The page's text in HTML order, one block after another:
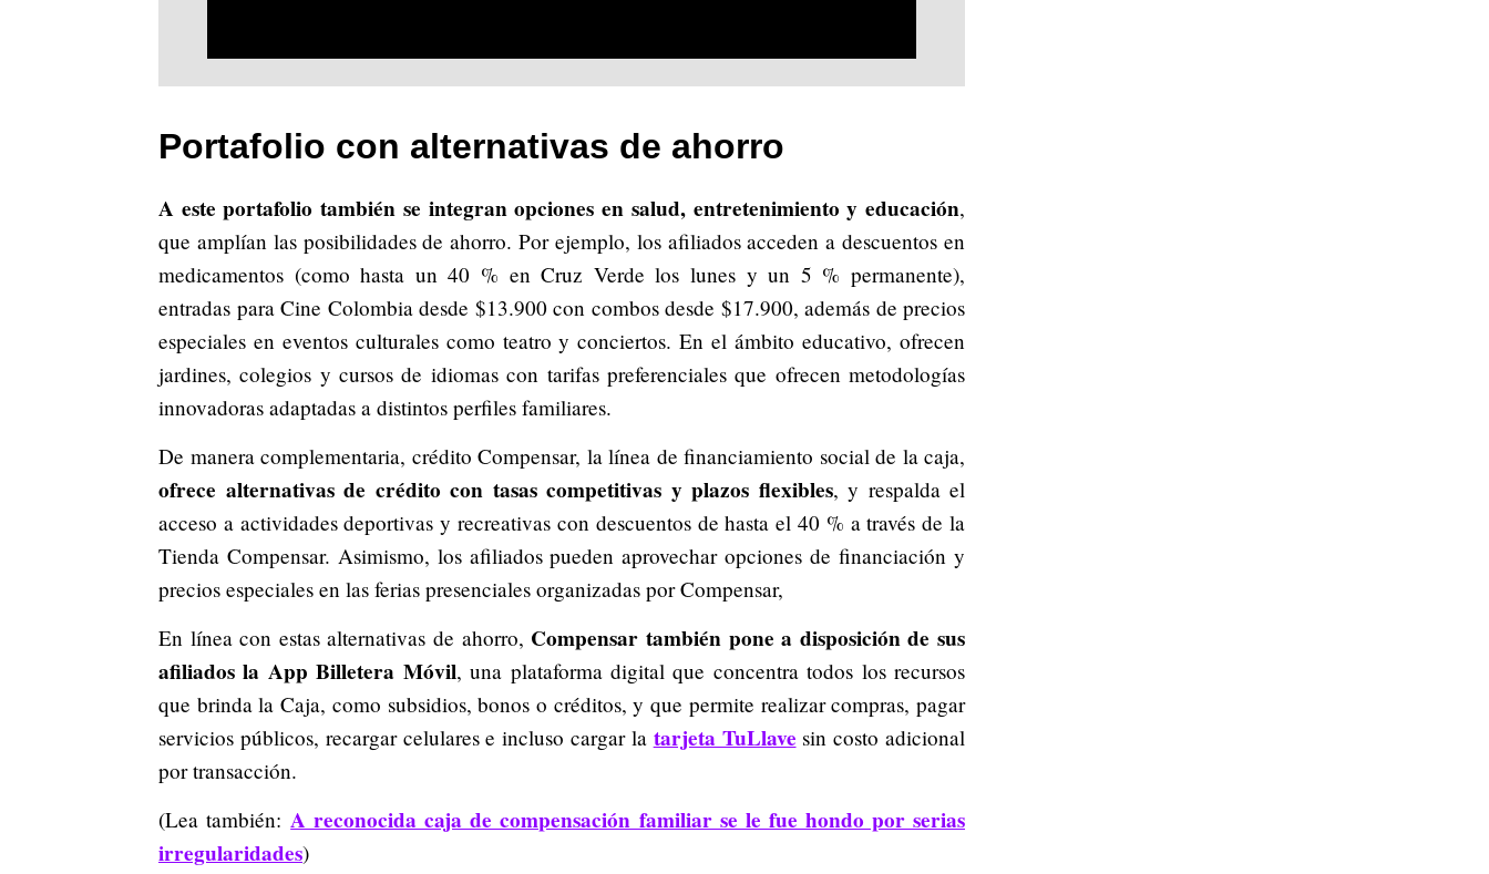
Portafolio con alternativas de ahorro
A este portafolio también se integran opciones en salud, entretenimiento y educación,
que amplían las posibilidades de ahorro. Por ejemplo, los afiliados acceden a descuentos en
medicamentos (como hasta un 40 % en Cruz Verde los lunes y un 5 % permanente),
entradas para Cine Colombia desde $13.900 con combos desde $17.900, además de precios
especiales en eventos culturales como teatro y conciertos. En el ámbito educativo, ofrecen
jardines, colegios y cursos de idiomas con tarifas preferenciales que ofrecen metodologías
innovadoras adaptadas a distintos perfiles familiares.
De manera complementaria, crédito Compensar, la línea de financiamiento social de la caja,
ofrece alternativas de crédito con tasas competitivas y plazos flexibles, y respalda el
acceso a actividades deportivas y recreativas con descuentos de hasta el 40 % a través de la
Tienda Compensar. Asimismo, los afiliados pueden aprovechar opciones de financiación y
precios especiales en las ferias presenciales organizadas por Compensar,
En línea con estas alternativas de ahorro, Compensar también pone a disposición de sus
afiliados la App Billetera Móvil, una plataforma digital que concentra todos los recursos
que brinda la Caja, como subsidios, bonos o créditos, y que permite realizar compras, pagar
servicios públicos, recargar celulares e incluso cargar la tarjeta TuLlave sin costo adicional
por transacción.
(Lea también: A reconocida caja de compensación familiar se le fue hondo por serias
irregularidades)